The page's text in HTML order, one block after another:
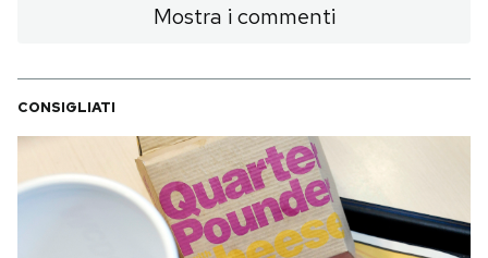
Mostra i commenti
CONSIGLIATI